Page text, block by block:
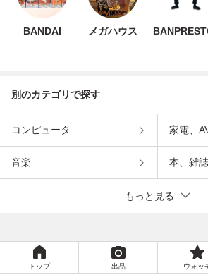
BANDAI メガハウス
別のカテゴリで探す
コンピュータ 家電、
音楽 本、雑誌
もっと見る
トップ 出品 ウォッ